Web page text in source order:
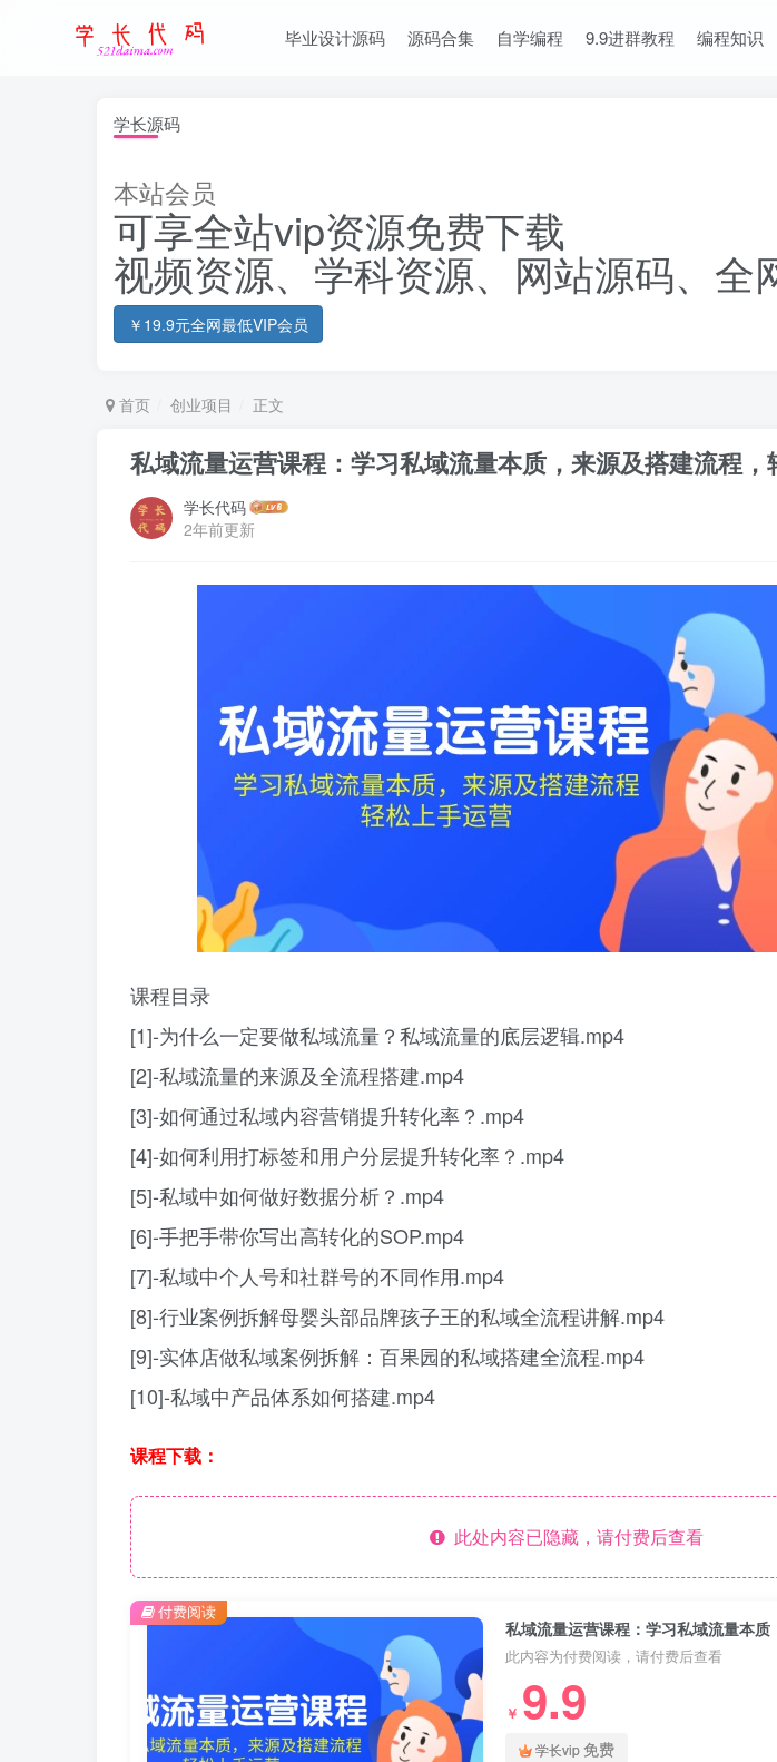
毕业设计源码 源码合集 自学编程 9.9进群教程 编程知识
学长源码
本站会员
可享全站vip资源免费下载
视频资源、学科资源、网站源码、
￥19.9元全网最低VIP会员
首页 创业项目 正文
私域流量运营课程：学习私域流量本质，来源及搭建流程，
学长代码
2年前更新
课程目录
[1]-为什么一定要做私域流量？私域流量的底层逻辑.mp4
[2]-私域流量的来源及全流程搭建.mp4
[3]-如何通过私域内容营销提升转化率？.mp4
[4]-如何利用打标签和用户分层提升转化率？.mp4
[5]-私域中如何做好数据分析？.mp4
[6]-手把手带你写出高转化的SOP.mp4
[7]-私域中个人号和社群号的不同作用.mp4
[8]-行业案例拆解母婴头部品牌孩子王的私域全流程讲解.mp4
[9]-实体店做私域案例拆解：百果园的私域搭建全流程.mp4
[10]-私域中产品体系如何搭建.mp4
课程下载：
此处内容已隐藏，请付费后查看
此内容为付费阅读，请付费后查看
￥ 9.9
学长vip 免费
付费阅读